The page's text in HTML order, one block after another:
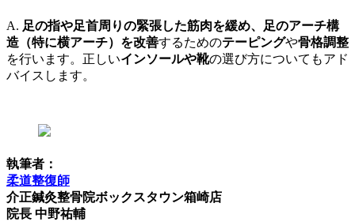
A. 足の指や足首周りの緊張した筋肉を緩め、足のアーチ構
造（特に横アーチ）を改善するためのテーピングや骨格調整
を行います。正しいインソールや靴の選び方についてもアド
バイスします。
執筆者：
柔道整復師
介正鍼灸整骨院ボックスタウン箱崎店
院長 中野祐輔